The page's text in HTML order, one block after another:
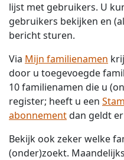
lijst met gebruikers. U
gebruikers bekijken en
bericht sturen.
Via Mijn familienamen
door u toegevoegde
10 familienamen die u
register; heeft u een
abonnementdan geldt
Bekijk ook zeker welke
(onder)zoekt.